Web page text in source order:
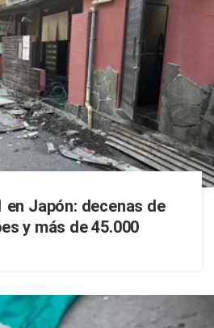
Japón: decenas de
y más de 45.000